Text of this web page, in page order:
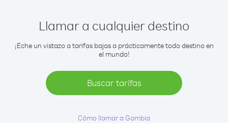
Llamar a cualquier destino
¡Eche un vistazo a tarifas bajas a prácticamente todo destino en
el mundo!
Buscar tarifas
Cómo llamar a Gambia